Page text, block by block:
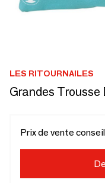
LES RITOURNAILES
Grandes Trousse
Prix de vente